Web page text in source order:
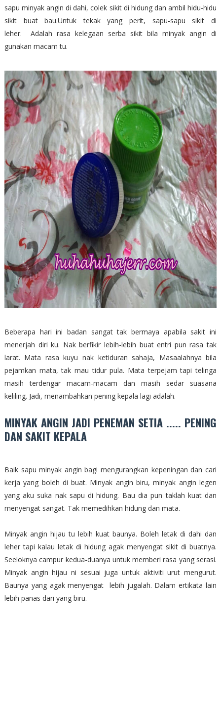
sapu minyak angin di dahi, colek sikit di hidung dan ambil hidu-hidu
sikit buat bau.Untuk tekak yang perit, sapu-sapu sikit di
leher. Adalah rasa kelegaan serba sikit bila minyak angin di
gunakan macam tu.
Beberapa hari ini badan sangat tak bermaya apabila sakit ini
menerjah diri ku. Nak berfikir lebih-lebih buat entri pun rasa tak
larat. Mata rasa kuyu nak ketiduran sahaja, Masaalahnya bila
pejamkan mata, tak mau tidur pula. Mata terpejam tapi telinga
masih terdengar macam-macam dan masih sedar suasana
keliling. Jadi, menambahkan pening kepala lagi adalah.
MINYAK ANGIN JADI PENEMAN SETIA ..... PENING
DAN SAKIT KEPALA
Baik sapu minyak angin bagi mengurangkan kepeningan dan cari
kerja yang boleh di buat. Minyak angin biru, minyak angin legen
yang aku suka nak sapu di hidung. Bau dia pun taklah kuat dan
menyengat sangat. Tak memedihkan hidung dan mata.
Minyak angin hijau tu lebih kuat baunya. Boleh letak di dahi dan
leher tapi kalau letak di hidung agak menyengat sikit di buatnya.
Seeloknya campur kedua-duanya untuk memberi rasa yang serasi.
Minyak angin hijau ni sesuai juga untuk aktiviti urut mengurut.
Baunya yang agak menyengat lebih jugalah. Dalam ertikata lain
lebih panas dari yang biru.